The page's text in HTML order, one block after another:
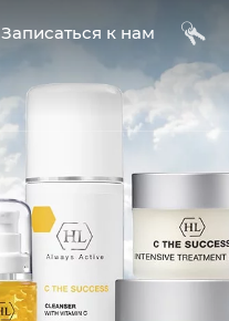
Записаться к нам B